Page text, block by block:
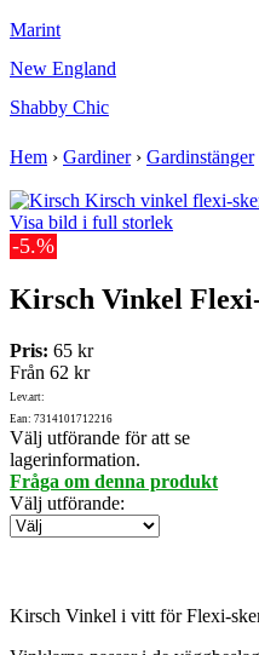
Marint
New England
Shabby Chic
Hem › Gardiner› Gardinstänger
Visa bild i full storlek
-5.%
Kirsch Vinkel
Pris: 65 kr
Från 62 kr
Lev.art:
Ean: 7314101712216
Välj utförande för att se
lagerinformation.
Fråga om denna produkt
Välj utförande:
Kirsch Vinkel i vitt för Flexi-